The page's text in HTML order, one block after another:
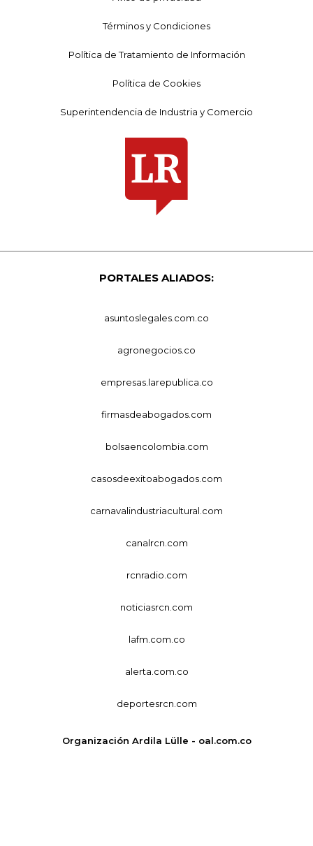
Términos y Condiciones
Política de Tratamiento de Información
Política de Cookies
Superintendencia de Industria y Comercio
PORTALES ALIADOS:
asuntoslegales.com.co
agronegocios.co
empresas.larepublica.co
firmasdeabogados.com
bolsaencolombia.com
casosdeexitoabogados.com
carnavalindustriacultural.com
canalrcn.com
rcnradio.com
noticiasrcn.com
lafm.com.co
alerta.com.co
deportesrcn.com
Organización Ardila Lülle - oal.com.co